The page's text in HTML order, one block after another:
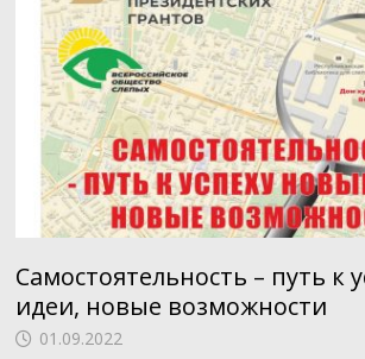
Самостоятельность – путь к
идеи, новые возможности
01.09.2022